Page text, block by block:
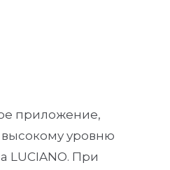
приложение,
высокому уровню
LUCIANO. При